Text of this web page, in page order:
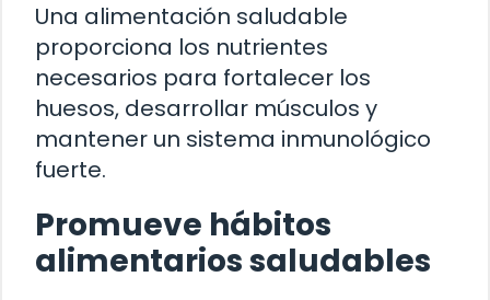
Una alimentación saludable
proporciona los nutrientes
necesarios para fortalecer los
huesos, desarrollar músculos y
mantener un sistema inmunológico
fuerte.
Promueve hábitos
alimentarios saludables